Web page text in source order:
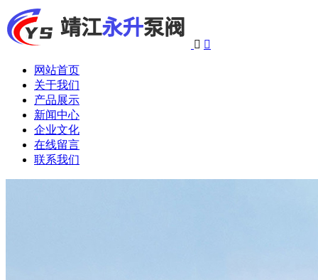
 
网站首页
关于我们
产品展示
新闻中心
企业文化
在线留言
联系我们